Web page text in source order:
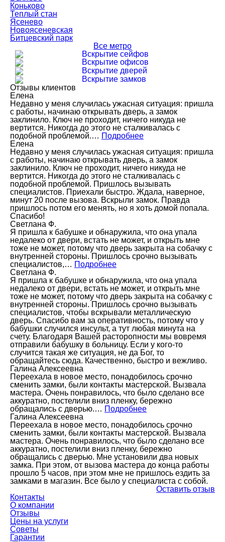
Коньково
Теплый стан
Ясенево
Новоясеневская
Битцевский парк
Все метро
Вскрытие сейфов
Вскрытие офисов
Вскрытие дверей
Вскрытие замков
Отзывы клиентов
Елена
Недавно у меня случилась ужасная ситуация: пришла
с работы, начинаю открывать дверь, а замок
заклинило. Ключ не проходит, ничего никуда не
вертится. Никогда до этого не сталкивалась с
подобной проблемой.… Подробнее
Елена
Недавно у меня случилась ужасная ситуация: пришла
с работы, начинаю открывать дверь, а замок
заклинило. Ключ не проходит, ничего никуда не
вертится. Никогда до этого не сталкивалась с
подобной проблемой. Пришлось вызывать
специалистов. Приехали быстро. Ждала, наверное,
минут 20 после вызова. Вскрыли замок. Правда
пришлось потом его менять, но я хоть домой попала.
Спасибо!
Светлана Ф.
Я пришла к бабушке и обнаружила, что она упала
недалеко от двери, встать не может, и открыть мне
тоже не может, потому что дверь закрыта на собачку с
внутренней стороны. Пришлось срочно вызывать
специалистов,… Подробнее
Светлана Ф.
Я пришла к бабушке и обнаружила, что она упала
недалеко от двери, встать не может, и открыть мне
тоже не может, потому что дверь закрыта на собачку с
внутренней стороны. Пришлось срочно вызывать
специалистов, чтобы вскрывали металлическую
дверь. Спасибо вам за оперативность, потому что у
бабушки случился инсульт, а тут любая минута на
счету. Благодаря Вашей расторопности мы вовремя
отправили бабушку в больницу. Если у кого-то
случится такая же ситуация, не да Бог, то
обращайтесь сюда. Качественно, быстро и вежливо.
Галина Алексеевна
Переехала в новое место, понадобилось срочно
сменить замки, были контакты мастерской. Вызвала
мастера. Очень понравилось, что было сделано все
аккуратно, постелили вниз пленку, бережно
обращались с дверью.… Подробнее
Галина Алексеевна
Переехала в новое место, понадобилось срочно
сменить замки, были контакты мастерской. Вызвала
мастера. Очень понравилось, что было сделано все
аккуратно, постелили вниз пленку, бережно
обращались с дверью. Мне установили два новых
замка. При этом, от вызова мастера до конца работы
прошло 5 часов, при этом мне не пришлось ездить за
замками в магазин. Все было у специалиста с собой.
Оставить отзыв
Контакты
О компании
Отзывы
Цены на услуги
Советы
Гарантии